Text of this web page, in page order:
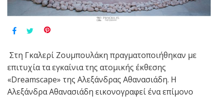
Στη Γκαλερί Ζουμπουλάκη πραγματοποιήθηκαν με
επιτυχία τα εγκαίνια της ατομικής έκθεσης
«Dreamscape» της Αλεξάνδρας Αθανασιάδη. Η
Αλεξάνδρα Αθανασιάδη εικονογραφεί ένα επίμονο